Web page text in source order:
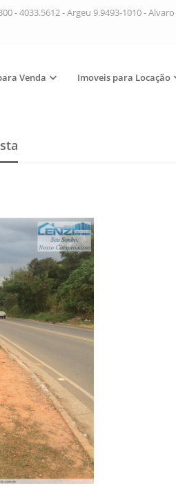
- 4033.5612 - Argeu 9.9493-1010 -
Venda Imoveis para Locação